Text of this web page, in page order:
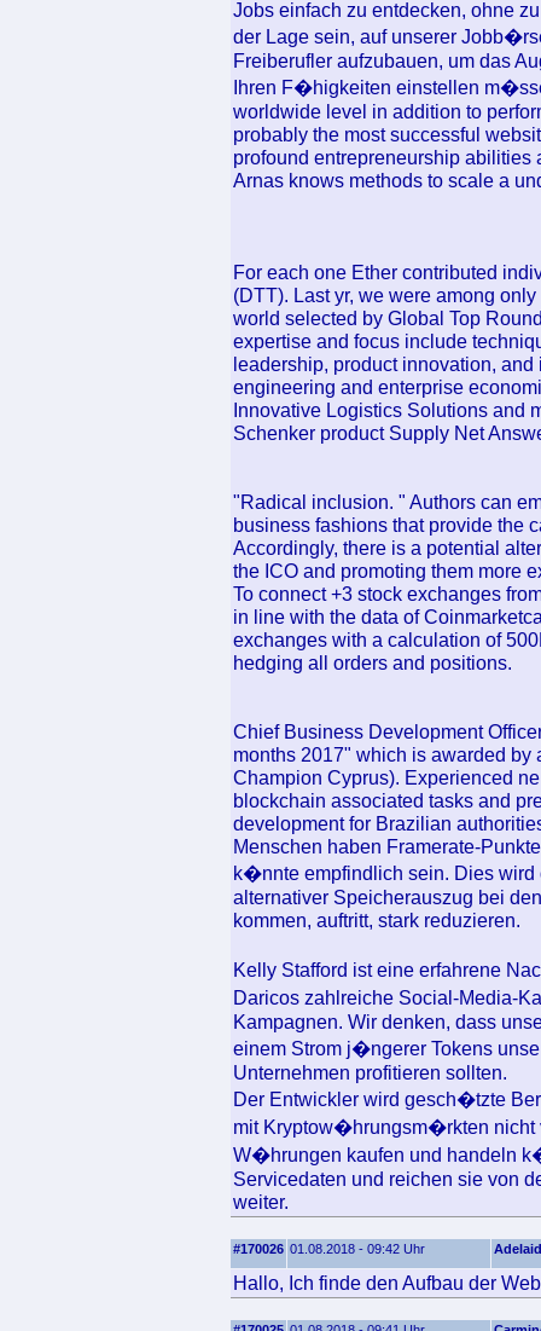
Jobs einfach zu entdecken, ohne
der Lage sein, auf unserer
Freiberufler aufzubauen, um das
Ihren F�higkeiten einstellen
worldwide level in addition to
probably the most successful
profound entrepreneurship
Arnas knows methods to scale a
For each one Ether contributed
(DTT). Last yr, we were among
world selected by Global Top
expertise and focus include
leadership, product innovation,
engineering and enterprise
Innovative Logistics Solutions and
Schenker product Supply Net
"Radical inclusion. " Authors can
business fashions that provide the
Accordingly, there is a potential
the ICO and promoting them more
To connect +3 stock exchanges
in line with the data of
exchanges with a calculation of
hedging all orders and positions.
Chief Business Development
months 2017" which is awarded
Champion Cyprus). Experienced
blockchain associated tasks and
development for Brazilian
Menschen haben Framerate-
k�nnte empfindlich sein. Dies wird
alternativer Speicherauszug bei
kommen, auftritt, stark reduzieren.
Kelly Stafford ist eine erfahrene
Daricos zahlreiche Social-Media-
Kampagnen. Wir denken, dass
einem Strom j�ngerer Tokens
Unternehmen profitieren sollten.
Der Entwickler wird gesch�tzte
mit Kryptow�hrungsm�rkten
W�hrungen kaufen und handeln
Servicedaten und reichen sie von
weiter.
#170026 01.08.2018 - 09:42 Uhr
Hallo, Ich finde den Aufbau der